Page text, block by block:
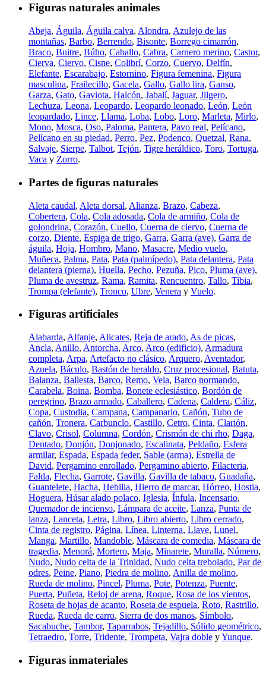
Figuras naturales animales
Abeja, Águila, Águila calva, Alondra, Azulejo de las
montañas, Barbo, Berrendo, Bisonte, Borrego cimarrón,
Braco, Buitre, Búho, Caballo, Cabra, Carnero merino, Castor,
Cierva, Ciervo, Cisne, Colibrí, Corzo, Cuervo, Delfín,
Elefante, Escarabajo, Estornino, Figura femenina, Figura
masculina, Frailecillo, Gacela, Gallo, Gallo lira, Ganso,
Garza, Gato, Gaviota, Halcón, Jabalí, Jaguar, Jilgero,
Lechuza, Leona, Leopardo, Leopardo leonado, León, León
leopardado, Lince, Llama, Loba, Lobo, Loro, Marleta, Mirlo,
Mono, Mosca, Oso, Paloma, Pantera, Pavo real, Pelícano,
Pelícano en su piedad, Perro, Pez, Podenco, Quetzal, Rana,
Salvaje, Sierpe, Talbot, Tejón, Tigre heráldico, Toro, Tortuga,
Vaca y Zorro.
Partes de figuras naturales
Aleta caudal, Aleta dorsal, Alianza, Brazo, Cabeza,
Cobertera, Cola, Cola adosada, Cola de armiño, Cola de
golondrina, Corazón, Cuello, Cuerna de ciervo, Cuerna de
corzo, Diente, Espiga de trigo, Garra, Garra (ave), Garra de
águila, Hoja, Hombro, Mano, Masacre, Medio vuelo,
Muñeca, Palma, Pata, Pata (palmípedo), Pata delantera, Pata
delantera (pierna), Huella, Pecho, Pezuña, Pico, Pluma (ave),
Pluma de avestruz, Rama, Ramita, Rencuentro, Tallo, Tibia,
Trompa (elefante), Tronco, Ubre, Venera y Vuelo.
Figuras artificiales
Alabarda, Alfanje, Alicates, Reja de arado, As de picas,
Ancla, Anillo, Antorcha, Arco, Arco (edificio), Armadura
completa, Arpa, Artefacto no clásico, Arquero, Aventador,
Azuela, Báculo, Bastón de heraldo, Cruz procesional, Batuta,
Balanza, Ballesta, Barco, Remo, Vela, Barco normando,
Carabela, Boina, Bomba, Bonete eclesiástico, Bordón de
peregrino, Brazo armado, Caballero, Cadena, Caldera, Cáliz,
Copa, Custodia, Campana, Campanario, Cañón, Tubo de
cañón, Tronera, Carbunclo, Castillo, Cetro, Cinta, Clarión,
Clavo, Crisol, Columna, Cordón, Crismón de chi rho, Daga,
Dentado, Donjón, Donjonado, Escalinata, Peldaño, Esfera
armilar, Espada, Espada feder, Sable (arma), Estrella de
David, Pergamino enrollado, Pergamino abierto, Filacteria,
Falda, Flecha, Garrote, Gavilla, Gavilla de tabaco, Guadaña,
Guantelete, Hacha, Hebilla, Hierro de marcar, Hórreo, Hostia,
Hoguera, Húsar alado polaco, Iglesia, Ínfula, Incensario,
Quemador de incienso, Lámpara de aceite, Lanza, Punta de
lanza, Lanceta, Letra, Libro, Libro abierto, Libro cerrado,
Cinta de registro, Página, Línea, Linterna, Llave, Lunel,
Manga, Martillo, Mandoble, Máscara de comedia, Máscara de
tragedia, Menorá, Mortero, Maja, Minarete, Muralla, Número,
Nudo, Nudo celta de la Trinidad, Nudo celta trebolado, Par de
odres, Peine, Piano, Piedra de molino, Anilla de molino,
Rueda de molino, Pincel, Pluma, Pote, Potenza, Puente,
Puerta, Puñeta, Reloj de arena, Roque, Rosa de los vientos,
Roseta de hojas de acanto, Roseta de espuela, Roto, Rastrillo,
Rueda, Rueda de carro, Sierra de dos manos, Símbolo,
Sacabuche, Tambor, Taparrabos, Tejadillo, Sólido geométrico,
Tetraedro, Torre, Tridente, Trompeta, Vajra doble yYunque.
Figuras inmateriales